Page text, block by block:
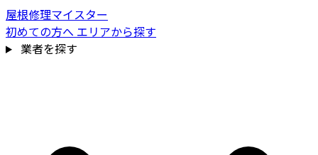
屋根修理マイスター
初めての方へ エリアから探す
業者を探す